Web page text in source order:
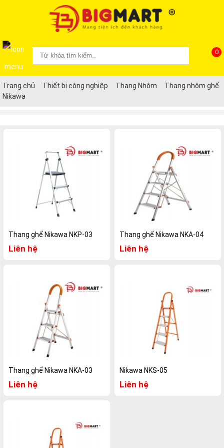
0
Trang chủ Thiết bị công nghiệp Thang Nhôm
Thang nhôm ghế
Nikawa
Thang ghế Nikawa NKP-03
Liên hệ
Thang ghế Nikawa NKA-04
Liên hệ
Thang ghế Nikawa NKA-03
Liên hệ
Nikawa NKS-05
Liên hệ